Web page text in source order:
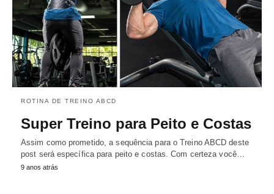
ROTINA DE TREINO ABCD
Super Treino para Peito e Costas
Assim como prometido, a sequência para o Treino ABCD deste
post será específica para peito e costas. Com certeza você…
9 anos atrás